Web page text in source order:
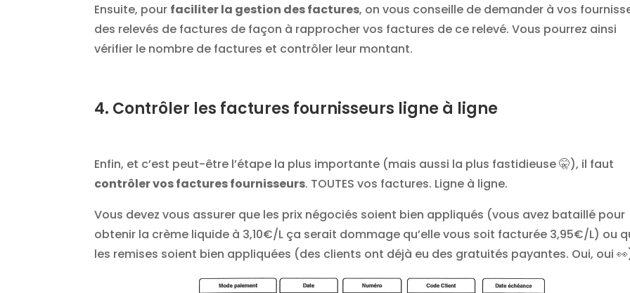
Ensuite, pour faciliter la gestion des factures, on vous conseille de demander à vos
des relevés de factures de façon à rapprocher vos factures de ce relevé. Vous pourrez ainsi
vérifier le nombre de factures et contrôler leur montant.
4. Contrôler les factures fournisseurs ligne à ligne
Enfin, et c’est peut-être l’étape la plus importante (mais aussi la plus fastidieuse 🤫), il faut
contrôler vos factures fournisseurs. TOUTES vos factures. Ligne à ligne.
Vous devez vous assurer que les prix négociés soient bien appliqués (vous avez bataillé pour
obtenir la crème liquide à 3,10€/L ça serait dommage qu’elle vous soit facturée 3,95€/L) ou
les remises soient bien appliquées (des clients ont déjà eu des gratuités payantes. Oui, oui